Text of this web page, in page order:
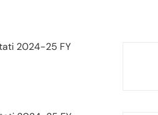
2024-25 FY